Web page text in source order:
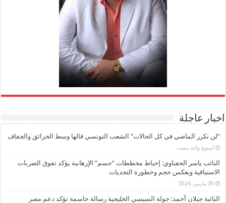
اخبار عاجلة
“لن نكرر الماضي في كل الحالات” الشعب التونسي قالها وسط الحرائق والجفاف
‏أسبوع واحد مضت
النائب ياسر الحفناوي: إحباط مخططات “حسم” الإرهابية يؤكد تفوق الضربات
الاستباقية ويعكس حجم وخطورة التحديات
30 مارس، 2026
النائبة جيلان أحمد: جولة السيسي الخليجية رسالة حاسمة تؤكد دعم مصر